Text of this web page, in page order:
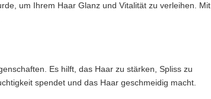
nur diese sind verbindlich.
um Ihrem Haar Glanz und Vitalität zu verleihen. Mit
Es hilft, das Haar zu stärken, Spliss zu
spendet und das Haar geschmeidig macht.